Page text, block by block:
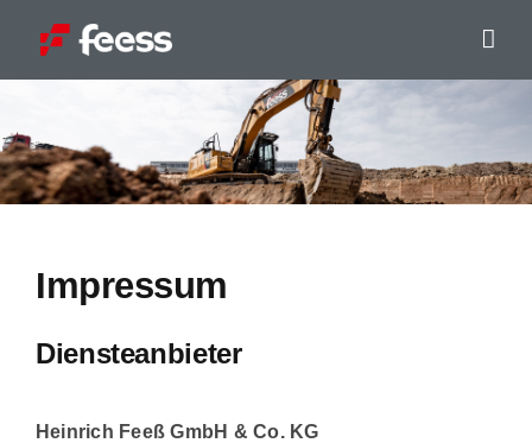
Impressum
Diensteanbieter
Heinrich Feeß GmbH & Co. KG